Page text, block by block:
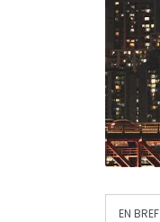
EN BREF